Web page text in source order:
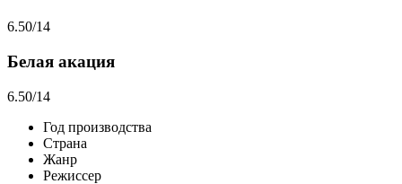
6.50/14
Белая акация
6.50/14
Год производства
Страна
Жанр
Режиссер